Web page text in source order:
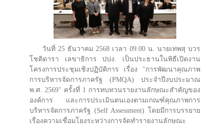
วันที่ 25 ธันวาคม 2568 เวลา 09.00 น. นายเทพสุ บวร
โชติดารา เลขาธิการ ปปง. เป็นประธานในพิธีเปิดงาน
โครงการประชุมเชิงปฏิบัติการ เรื่อง "การพัฒนาคุณภาพ
การบริหารจัดการภาครัฐ (PMQA) ประจำปีงบประมาณ
พ.ศ. 2569" ครั้งที่ 1 การทบทวนรายงานลักษณะสำคัญของ
องค์การ และการประเมินตนเองตามเกณฑ์คุณภาพการ
บริหารจัดการภาครัฐ (Self Assessment) โดยมีการบรรยาย
เรื่องความเชื่อมโยงระหว่างการจัดทำรายงานลักษณะ